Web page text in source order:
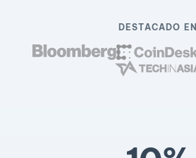
DESTACADO EN